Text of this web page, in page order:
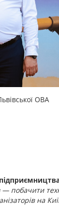
ОВА
побачити
на